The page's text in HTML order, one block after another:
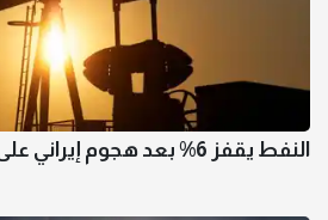
النفط يقفز 6% بعد هجوم إيراني على ميناء إماراتي